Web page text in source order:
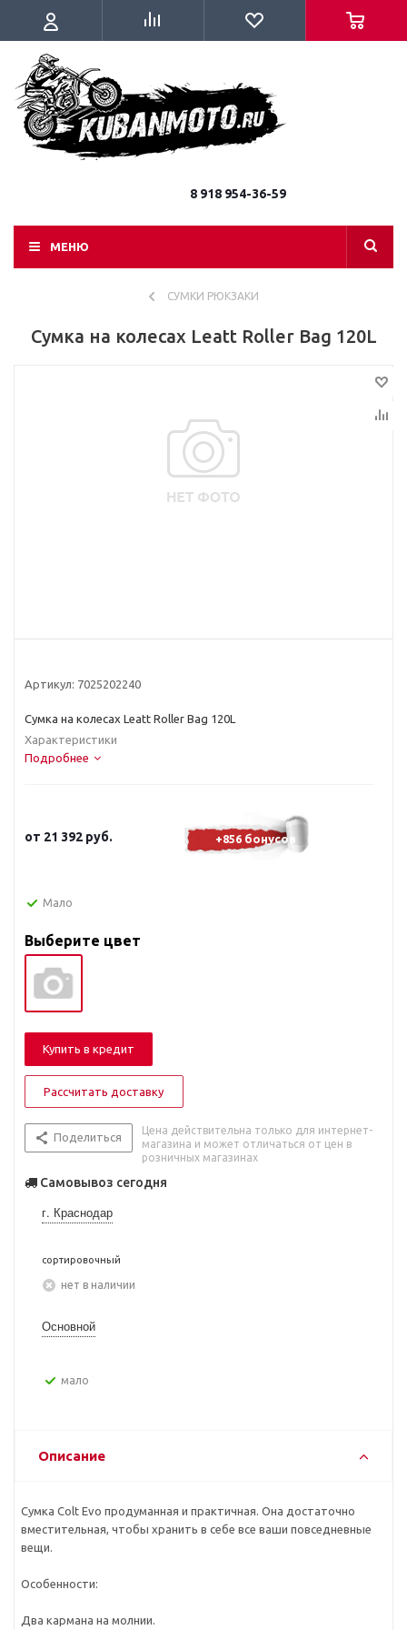
8 918 954-36-59
МЕНЮ
СУМКИ РЮКЗАКИ
Сумка на колесах Leatt Roller Bag 120L
Артикул: 7025202240
Сумка на колесах Leatt Roller Bag 120L
Характеристики
Подробнее
от 21 392 руб. +856 бонусов
Мало
Выберите цвет
Купить в кредит
Рассчитать доставку
Поделиться
Цена действительна только для интернет-
магазина и может отличаться от цен в
розничных магазинах
Самовывоз сегодня
г. Краснодар
сортировочный
Нет в наличии
Основной
Мало
Описание
Сумка Colt Evo продуманная и практичная. Она достаточно
вместительная, чтобы хранить в себе все ваши повседневные
вещи.
Особенности:
Два кармана на молнии.